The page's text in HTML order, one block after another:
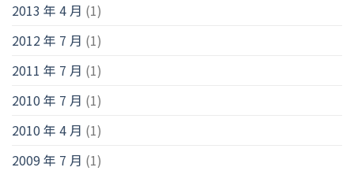
2013 年 4 月 (1)
2012 年 7 月 (1)
2011 年 7 月 (1)
2010 年 7 月 (1)
2010 年 4 月 (1)
2009 年 7 月 (1)